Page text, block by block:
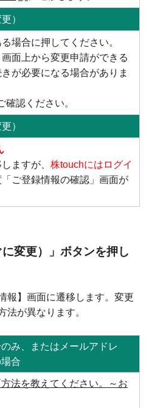
）
場合に押してください。
面上から変更申請ができる
が必要になる場合がありま
確認ください。
）
ますが、株touchにはログイ
「ご登録情報の確認」画面が
に変更）」ボタンを押し
報】画面に遷移します。変更
法が異なります。
み、またはメールアドレ
合
法を教えてください。～お